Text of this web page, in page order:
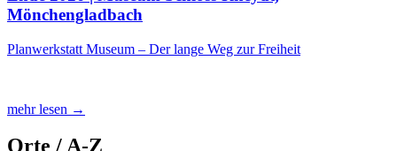
Mönchengladbach
Planwerkstatt Museum – Der lange Weg zur Freiheit
mehr lesen →
Orte / A-Z